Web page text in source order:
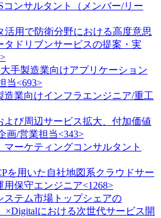
コンサルタント（メンバー/リー
活用で防衛分野における高度意思
タドリブンサービスの提案・実
手製造業向けアプリケーション
当<693>
造業向けインフラエンジニア/重工
よび周辺サービス拡大、付加価値
画/営業担当<343>
マーケティングコンサルタント
を用いた自社地図系クラウドサー
用保守エンジニア<1268>
ステム市場トップシェアの
×Digitalにおける次世代サービス開